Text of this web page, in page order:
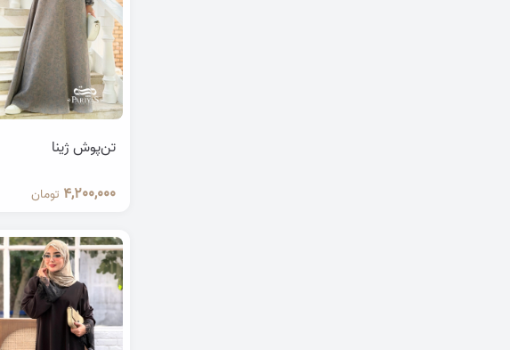
تن‌پوش ژینا
4,200,000 تومان